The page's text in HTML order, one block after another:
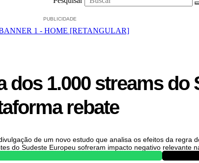
PUBLICIDADE
1.000 streams do
rebate
de um novo estudo que analisa os efeitos da regra
do Sudeste Europeu sofreram impacto negativo relevante